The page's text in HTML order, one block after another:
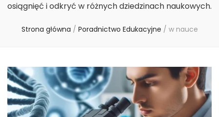
osiągnięć i odkryć w różnych dziedzinach naukowych.
Strona główna / Poradnictwo Edukacyjne / w nauce